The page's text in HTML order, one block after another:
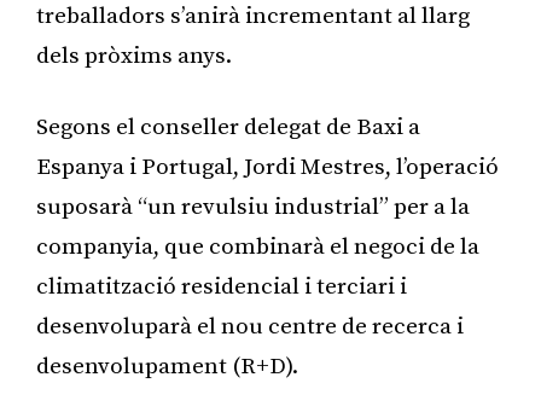
treballadors s’anirà incrementant al llarg
dels pròxims anys.
Segons el conseller delegat de Baxi a
Espanya i Portugal, Jordi Mestres, l’operació
suposarà “un revulsiu industrial” per a la
companyia, que combinarà el negoci de la
climatització residencial i terciari i
desenvoluparà el nou centre de recerca i
desenvolupament (R+D).